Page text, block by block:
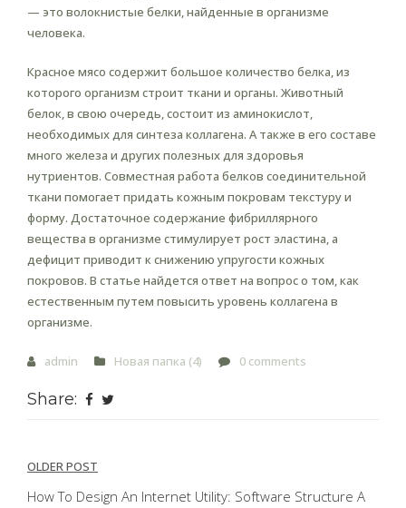
— это волокнистые белки, найденные в организме
человека.
Красное мясо содержит большое количество белка, из
которого организм строит ткани и органы. Животный
белок, в свою очередь, состоит из аминокислот,
необходимых для синтеза коллагена. А также в его составе
много железа и других полезных для здоровья
нутриентов. Совместная работа белков соединительной
ткани помогает придать кожным покровам текстуру и
форму. Достаточное содержание фибриллярного
вещества в организме стимулирует рост эластина, а
дефицит приводит к снижению упругости кожных
покровов. В статье найдется ответ на вопрос о том, как
естественным путем повысить уровень коллагена в
организме.
admin Новая папка (4) 0 comments
Share:
Post
OLDER POST
How To Design An Internet Utility: Software Structure A